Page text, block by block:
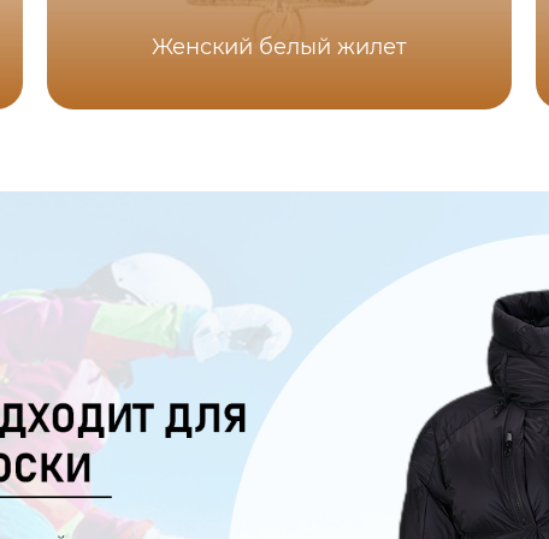
Женский белый жилет